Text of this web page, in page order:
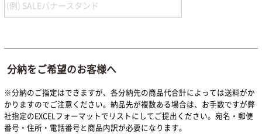
分納をご希望のお客様へ
※分納のご指定はできますが、各分納先の商品代合計によっては送料がか
かりますのでご注意ください。納品先が複数ある場合は、お手数ですが弊
社指定のEXCELフォーマットでリストにしてご提出ください。宛名・郵便
番号・住所・電話番号と商品内訳が必要になります。